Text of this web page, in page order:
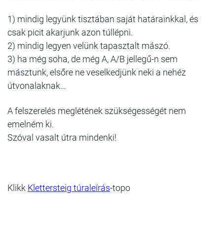
1) mindig legyünk tisztában saját határainkkal, és
csak picit akarjunk azon túllépni.
2) mindig legyen velünk tapasztalt mászó.
3) ha még soha, de még A, A/B jellegű-n sem
másztunk, elsőre ne veselkedjünk neki a nehéz
útvonalaknak…
A felszerelés meglétének szükségességét nem
emelném ki.
Szóval vasalt útra mindenki!
Klikk Klettersteig túraleírás-topo